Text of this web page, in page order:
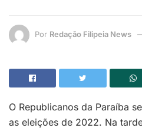
Por Redação Filipeia News
O Republicanos da Paraíba
as eleições de 2022. Na